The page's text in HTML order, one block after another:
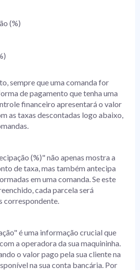
(%)
sempre que uma comanda for
de pagamento que tenha uma
financeiro apresentará o valor
as taxas descontadas logo abaixo,
(%)" não apenas mostra a
de taxa, mas também antecipa
em uma comanda. Se este
cada parcela será
correspondente.
é uma informação crucial que
a operadora da sua maquininha.
o valor pago pela sua cliente na
na sua conta bancária. Por